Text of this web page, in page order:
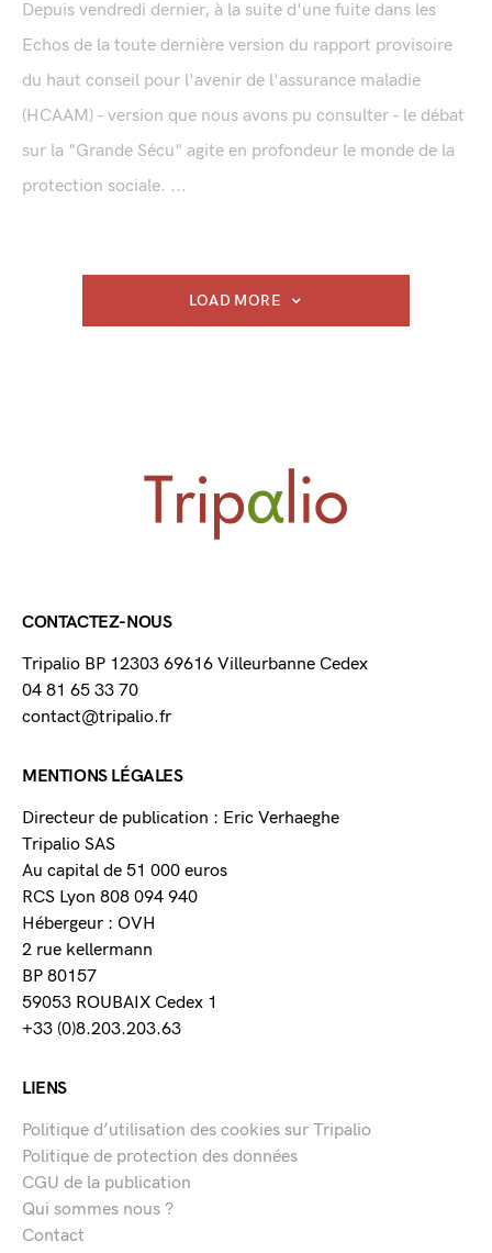
Depuis vendredi dernier, à la suite d'une fuite dans les
Echos de la toute dernière version du rapport provisoire
du haut conseil pour l'avenir de l'assurance maladie
(HCAAM) - version que nous avons pu consulter - le débat
sur la "Grande Sécu" agite en profondeur le monde de la
protection sociale. ...
LOAD MORE
CONTACTEZ-NOUS
Tripalio BP 12303 69616 Villeurbanne Cedex
04 81 65 33 70
contact@tripalio.fr
MENTIONS LÉGALES
Directeur de publication : Eric Verhaeghe
Tripalio SAS
Au capital de 51 000 euros
RCS Lyon 808 094 940
Hébergeur : OVH
2 rue kellermann
BP 80157
59053 ROUBAIX Cedex 1
+33 (0)8.203.203.63
LIENS
Politique d’utilisation des cookies sur Tripalio
Politique de protection des données
CGU de la publication
Qui sommes nous ?
Contact